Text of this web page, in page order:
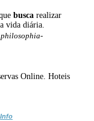
busca realizar
vida diária.
Online. Hoteis
Info